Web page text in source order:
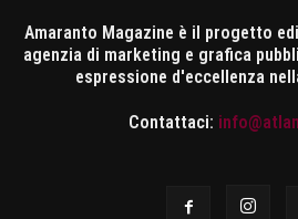
Amaranto Magazine è il progetto
agenzia di marketing e grafica
espressione d'eccellenza
Contattaci: